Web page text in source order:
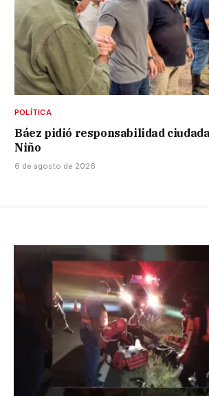
POLÍTICA
Báez pidió responsabilidad
Niño
6 de agosto de 2026